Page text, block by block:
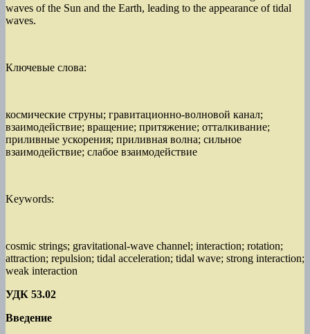
waves of the Sun and the Earth, leading to the appearance of tidal
waves.
Ключевые слова:
космические струны; гравитационно-волновой канал;
взаимодействие; вращение; притяжение; отталкивание;
приливные ускорения; приливная волна; сильное
взаимодействие; слабое взаимодействие
Keywords:
cosmic strings; gravitational-wave channel; interaction; rotation;
attraction; repulsion; tidal acceleration; tidal wave; strong interaction;
weak interaction
УДК 53.02
Введение